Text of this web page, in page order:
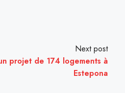
Next post
projet de 174 logements à
Estepona